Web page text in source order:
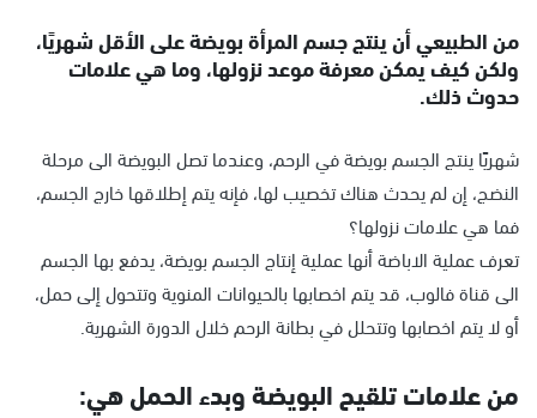
من الطبيعي أن ينتج جسم المرأة بويضة على الأقل شهريًا،
ولكن كيف يمكن معرفة موعد نزولها، وما هي علامات
حدوث ذلك.
شهريًا ينتج الجسم بويضة في الرحم، وعندما تصل البويضة الى مرحلة
النضج، إن لم يحدث هناك تخصيب لها، فإنه يتم إطلاقها خارج الجسم،
فما هي علامات نزولها؟
تعرف عملية الاباضة أنها عملية إنتاج الجسم بويضة، يدفع بها الجسم
الى قناة فالوب، قد يتم اخصابها بالحيوانات المنوية وتتحول إلى حمل،
أو لا يتم اخصابها وتتحلل في بطانة الرحم خلال الدورة الشهرية.
من علامات تلقيح البويضة وبدء الحمل هي: